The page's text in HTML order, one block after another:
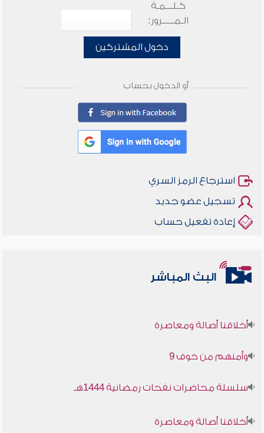
كـلـــمـة
الـمـــــرور:
دخول المشتركين
أو الدخول بحساب
استرجاع الرمز السري
تسجيل عضو جديد
إعادة تفعيل حساب
البث المباشر
أخلاقنا أصالة ومعاصرة
وأمنهم من خوف 9
سلسلة محاضرات نفحات رمضانية 1444هـ
أخلاقنا أصالة ومعاصرة